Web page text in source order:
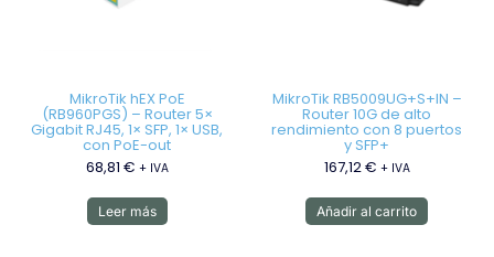
MikroTik hEX PoE
(RB960PGS) – Router 5×
Gigabit RJ45, 1× SFP, 1× USB,
con PoE-out
68,81 € + IVA
Leer más
MikroTik RB5009UG+S+IN –
Router 10G de alto
rendimiento con 8 puertos
y SFP+
167,12€ + IVA
Añadir al carrito